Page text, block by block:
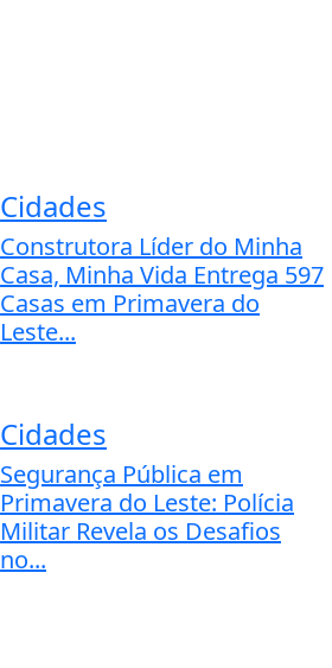
Cidades
Construtora Líder do Minha
Casa, Minha Vida Entrega 597
Casas em Primavera do
Leste...
Cidades
Segurança Pública em
Primavera do Leste: Polícia
Militar Revela os Desafios
no...